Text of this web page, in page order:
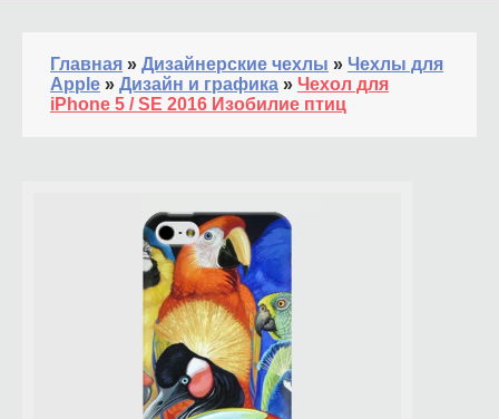
Главная » Дизайнерские чехлы » Чехлы для
Apple » Дизайн и графика » Чехол для
iPhone 5 / SE 2016 Изобилие птиц